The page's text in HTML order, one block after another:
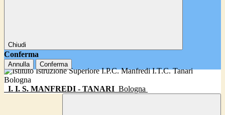
Chiudi
Conferma
Annulla Conferma
I. I. S. MANFREDI - TANARI Bologna